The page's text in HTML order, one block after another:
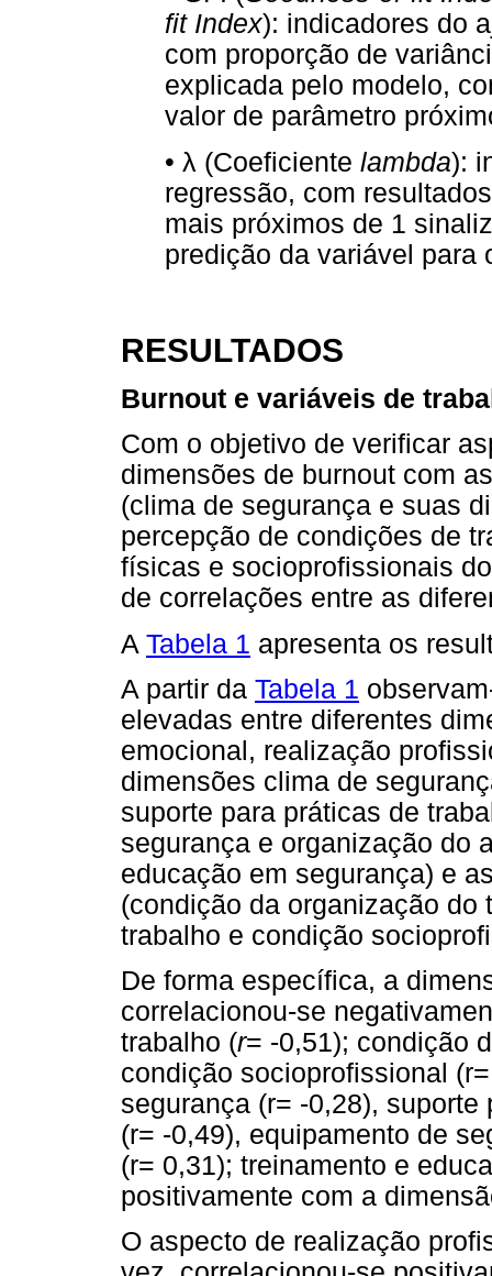
fit Index): indicadores do
com proporção de
explicada pelo modelo,
valor de parâmetro
• λ (Coeficiente lambda):
regressão, com
mais próximos de 1
predição da variável para
RESULTADOS
Burnout e variáveis de
Com o objetivo de verificar
dimensões de burnout com
(clima de segurança e suas
percepção de condições de
físicas e socioprofissionais
de correlações entre as
A Tabela 1 apresenta os
A partir da Tabela 1
elevadas entre diferentes
emocional, realização
dimensões clima de
suporte para práticas de
segurança e organização do
educação em segurança) e
(condição da organização
trabalho e condição
De forma específica, a
correlacionou-se
trabalho (r= -0,51); condição
condição socioprofissional
segurança (r= -0,28),
(r= -0,49), equipamento de
(r= 0,31); treinamento e
positivamente com a
O aspecto de realização